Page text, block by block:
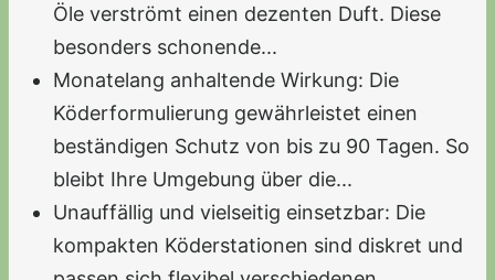
Öle verströmt einen dezenten Duft. Diese
besonders schonende...
Monatelang anhaltende Wirkung: Die
Köderformulierung gewährleistet einen
beständigen Schutz von bis zu 90 Tagen. So
bleibt Ihre Umgebung über die...
Unauffällig und vielseitig einsetzbar: Die
kompakten Köderstationen sind diskret und